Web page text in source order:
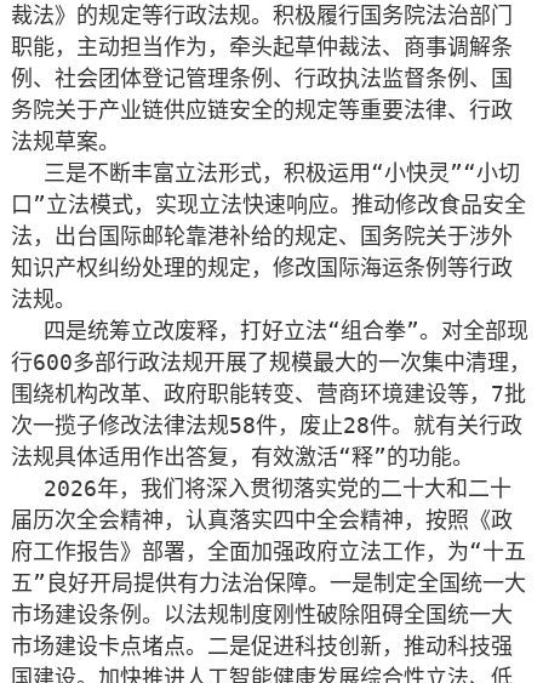
裁法》的规定等行政法规。积极履行国务院法治部门
职能，主动担当作为，牵头起草仲裁法、商事调解条
例、社会团体登记管理条例、行政执法监督条例、国
务院关于产业链供应链安全的规定等重要法律、行政
法规草案。
三是不断丰富立法形式，积极运用“小快灵”“小切
口”立法模式，实现立法快速响应。推动修改食品安全
法，出台国际邮轮靠港补给的规定、国务院关于涉外
知识产权纠纷处理的规定，修改国际海运条例等行政
法规。
四是统筹立改废释，打好立法“组合拳”。对全部现
行600多部行政法规开展了规模最大的一次集中清理，
围绕机构改革、政府职能转变、营商环境建设等，7批
次一揽子修改法律法规58件，废止28件。就有关行政
法规具体适用作出答复，有效激活“释”的功能。
2026年，我们将深入贯彻落实党的二十大和二十
届历次全会精神，认真落实四中全会精神，按照《政
府工作报告》部署，全面加强政府立法工作，为“十五
五”良好开局提供有力法治保障。一是制定全国统一大
市场建设条例。以法规制度刚性破除阻碍全国统一大
市场建设卡点堵点。二是促进科技创新，推动科技强
国建设。加快推进人工智能健康发展综合性立法、低